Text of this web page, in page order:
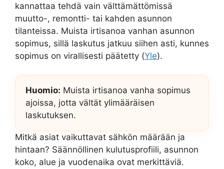
kannattaa tehdä vain välttämättömissä
muutto-, remontti- tai kahden asunnon
tilanteissa. Muista irtisanoa vanhan asunnon
sopimus, sillä laskutus jatkuu siihen asti, kunnes
sopimus on virallisesti päätetty (Yle).
Huomio: Muista irtisanoa vanha sopimus
ajoissa, jotta vältät ylimääräisen
laskutuksen.
Mitkä asiat vaikuttavat sähkön määrään ja
hintaan? Säännöllinen kulutusprofiili, asunnon
koko, alue ja vuodenaika ovat merkittäviä.